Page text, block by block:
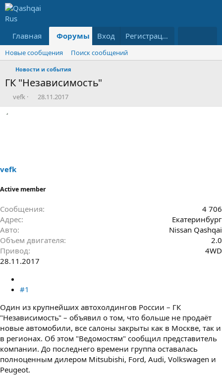
Главная Форумы Что нового?
Вход Регистрация
Новые сообщения Поиск сообщений
Новости и события
ГК "Независимость"
А
в
ы
vefk
Д
а
28.11.2017
vefk
Active member
Сообщения
4 706
Адрес
Екатеринбург
Авто
Nissan Qashqai
Объем двигателя
2.0
Привод
4WD
28.11.2017
#1
Один из крупнейших автохолдингов России – ГК
"Независимость" – объявил о том, что больше не продаёт
новые автомобили, все салоны закрыты как в Москве, так и
в регионах. Об этом "Ведомостям" сообщил представитель
компании. До последнего времени группа оставалась
полноценным дилером Mitsubishi, Ford, Audi, Volkswagen и
Peugeot.